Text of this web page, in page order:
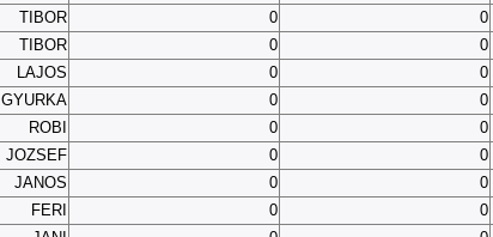
TIBOR 0 0
TIBOR 0 0
LAJOS 0 0
GYURKA 0 0
ROBI 0 0
JOZSEF 0 0
JANOS 0 0
FERI 0 0